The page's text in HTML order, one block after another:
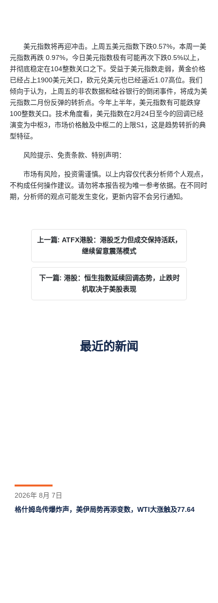
美元指数将再迎冲击。上周五美元指数下跌0.57%，本周一美
元指数再跌 0.97%，今日美元指数极有可能再次下跌0.5%以上，
并彻底稳定在104整数关口之下。受益于美元指数走弱，黄金价格
已经占上1900美元关口，欧元兑美元也已经逼近1.07高位。我们
倾向于认为，上周五的非农数据和硅谷银行的倒闭事件，将成为美
元指数二月份反弹的转折点。今年上半年，美元指数有可能跌穿
100整数关口。技术角度看，美元指数在2月24日至今的回调已经
演变为中枢3，市场价格触及中枢二的上限S1，这是趋势转折的典
型特征。
风险提示、免责条款、特别声明：
市场有风险，投资需谨慎。以上内容仅代表分析师个人观点，
不构成任何操作建议。请勿将本报告视为唯一参考依据。在不同时
期，分析师的观点可能发生变化，更新内容不会另行通知。
上一篇: ATFX港股：港股乏力但成交保持活跃，
继续留意震荡模式
下一篇: 港股：恒生指数延续回调态势，止跌时
机取决于美股表现
最近的新闻
2026年 8月 7日
格什姆岛‌传爆炸声，美伊局势再添变数，WTI大涨触及77.64